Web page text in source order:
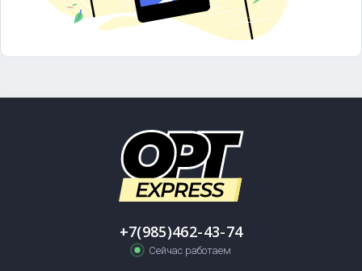
+7(985)462-43-74
Сейчас работаем